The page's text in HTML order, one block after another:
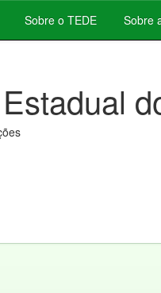
Sobre o TEDE Sobre